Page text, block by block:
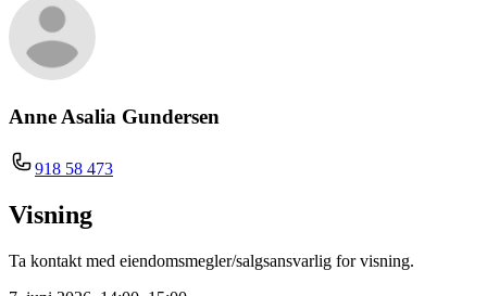
Anne Asalia Gundersen
918 58 473
Visning
Ta kontakt med eiendomsmegler/salgsansvarlig for visning.